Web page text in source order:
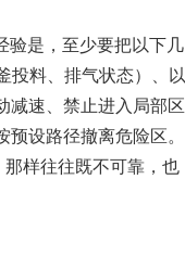
验是，至少要把以下几
投料、排气状态）、以
减速、禁止进入局部区
设路径撤离危险区。
样往往既不可靠，也